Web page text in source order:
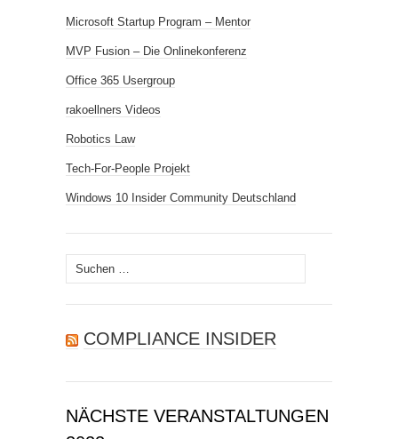
Microsoft Startup Program – Mentor
MVP Fusion – Die Onlinekonferenz
Office 365 Usergroup
rakoellners Videos
Robotics Law
Tech-For-People Projekt
Windows 10 Insider Community Deutschland
Suchen
nach:
COMPLIANCE INSIDER
NÄCHSTE VERANSTALTUNGEN